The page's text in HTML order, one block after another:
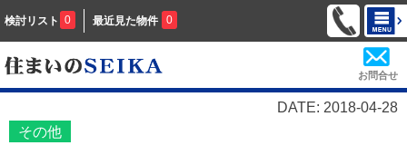
検討リスト 0 最近見た物件 0
お問合せ
DATE: 2018-04-28
その他